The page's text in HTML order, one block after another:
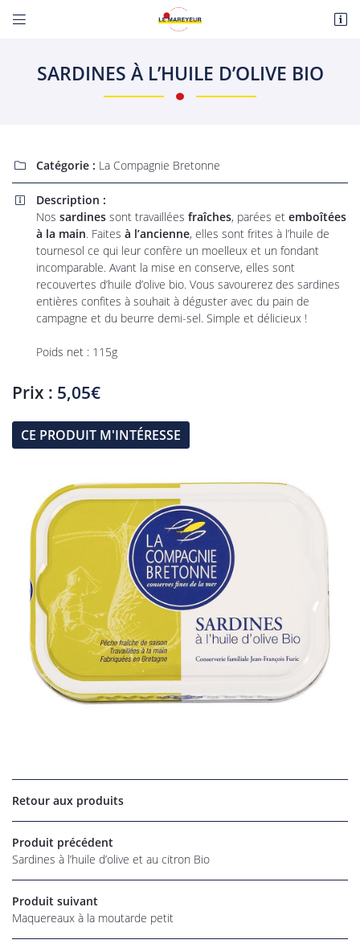

magasins
Épicerie

06 22 27 86
06 22 27 86 08
Adresse email de réception
En cochant cette case, vous consentez à recevoir nos propositions commerciales à
l'adresse email indiqué ci-dessus. Vous pouvez vous désinscrire à tout moment en
utilisantle formulaire de désinscription.
SARDINES À L’HUILE D’OLIVE BIO
 Catégorie : La Compagnie Bretonne

Description :
Nos sardines sont travaillées fraîches, parées et emboîtées
à la main. Faites à l’ancienne, elles sont frites à l’huile de
tournesol ce qui leur confère un moelleux et un fondant
incomparable. Avant la mise en conserve, elles sont
recouvertes d’huile d’olive bio. Vous savourerez des sardines
entières confites à souhait à déguster avec du pain de
campagne et du beurre demi-sel. Simple et délicieux !
Poids net : 115g
Prix : 5,05€
CE PRODUIT M'INTÉRESSE
Retour aux produits
Produit précédent
Sardines à l’huile d’olive et au citron Bio
Produit suivant
Maquereaux à la moutarde petit